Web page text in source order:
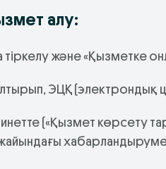
алу:
тіркелу және «Қызметке
ЭЦҚ
(«Қызмет көрсету